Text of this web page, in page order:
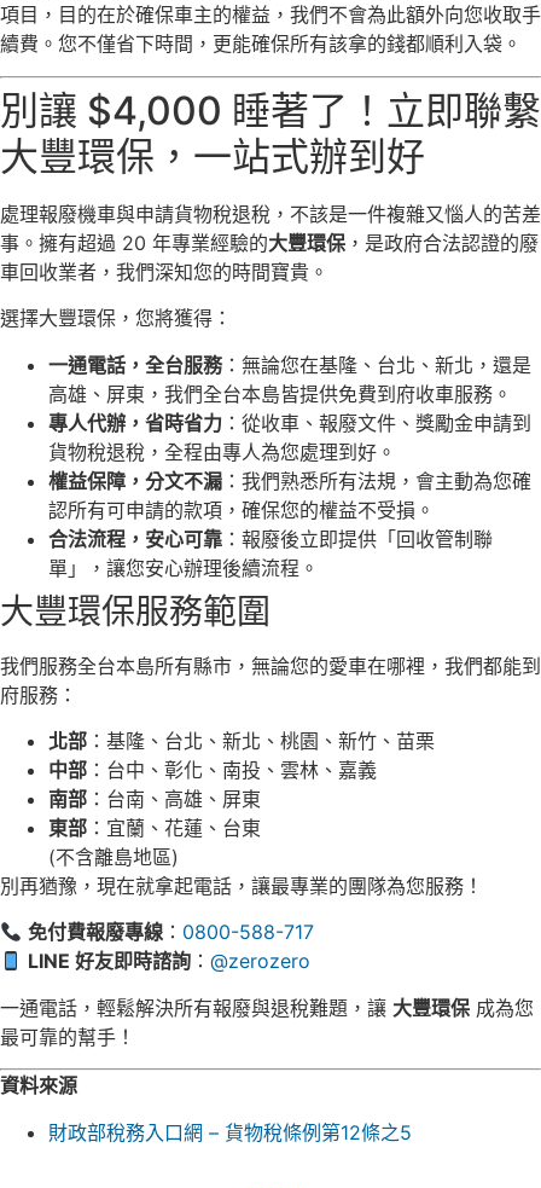
項目，目的在於確保車主的權益，我們不會為此額外向您收取手
續費。您不僅省下時間，更能確保所有該拿的錢都順利入袋。
別讓 $4,000 睡著了！立即聯繫
大豐環保，一站式辦到好
處理報廢機車與申請貨物稅退稅，不該是一件複雜又惱人的苦差
事。擁有超過 20 年專業經驗的大豐環保 ，是政府合法認證的廢
車回收業者，我們深知您的時間寶貴。
選擇大豐環保，您將獲得：
一通電話，全台服務：無論您在基隆、台北、新北，還是
高雄、屏東，我們全台本島皆提供免費到府收車服務。
專人代辦，省時省力 ：從收車、報廢文件、獎勵金申請到
貨物稅退稅，全程由專人為您處理到好。
權益保障，分文不漏 ：我們熟悉所有法規，會主動為您確
認所有可申請的款項，確保您的權益不受損。
合法流程，安心可靠 ：報廢後立即提供「回收管制聯
單」，讓您安心辦理後續流程。
大豐環保服務範圍
我們服務全台本島所有縣市，無論您的愛車在哪裡，我們都能到
府服務：
北部 ：基隆、台北、新北、桃園、新竹、苗栗
中部 ：台中、彰化、南投、雲林、嘉義
南部 ：台南、高雄、屏東
東部 ：宜蘭、花蓮、台東
(不含離島地區)
別再猶豫，現在就拿起電話，讓最專業的團隊為您服務！
免付費報廢專線 ： 0800-588-717
LINE 好友即時諮詢 ：@zerozero
一通電話，輕鬆解決所有報廢與退稅難題，讓 大豐環保 成為您
最可靠的幫手！
資料來源
財政部稅務入口網 – 貨物稅條例第12條之5